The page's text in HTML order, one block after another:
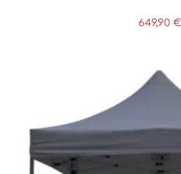
649,90 €